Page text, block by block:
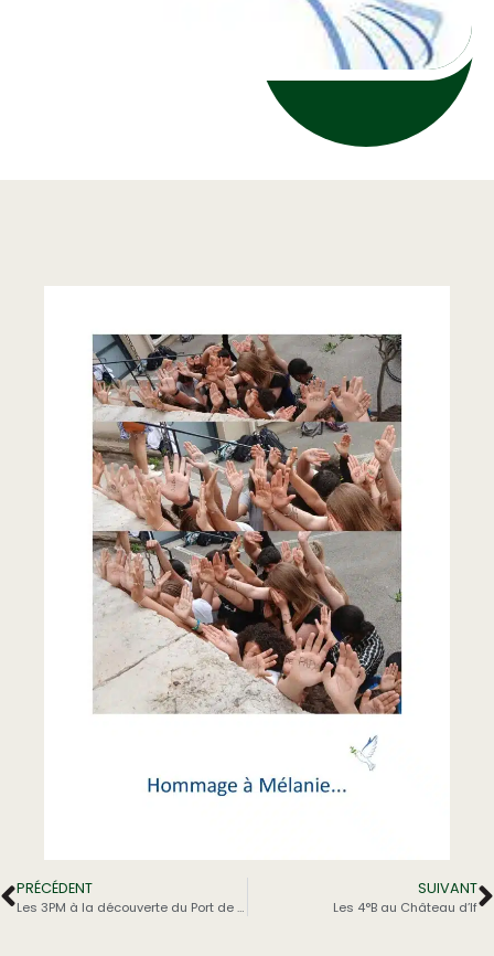
PRÉCÉDENT
Les 3PM à la découverte du Port de l’Epervière avec leur professeur M BUISSON
SUIVANT
Les 4°B au Château d’If